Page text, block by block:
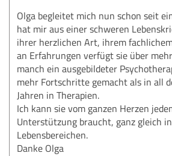
Olga begleitet mich nun schon seit
hat mir aus einer schweren
ihrer herzlichen Art, ihrem
an Erfahrungen verfügt sie über
manch ein ausgebildeter
mehr Fortschritte gemacht als in all
Jahren in Therapien.
Ich kann sie vom ganzen Herzen
Unterstützung braucht, ganz gleich
Lebensbereichen.
Danke Olga